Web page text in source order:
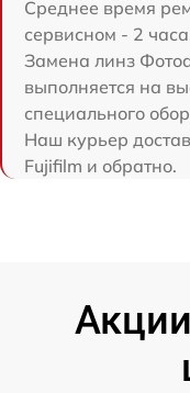
Среднее время
сервисном - 2
Замена линз
выполняется на
специального
Наш курьер
Fujifilm и обратно.